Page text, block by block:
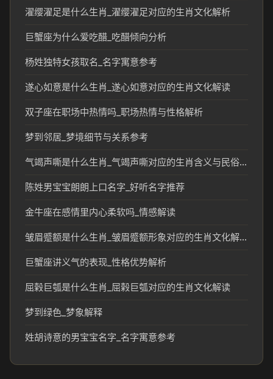
濯缨濯足是什么生肖_濯缨濯足对应的生肖文化解析
巨蟹座为什么爱吃醋_吃醋倾向分析
杨姓独特女孩取名_名字寓意参考
遂心如意是什么生肖_遂心如意对应的生肖文化解读
双子座在职场中热情吗_职场热情与性格解析
梦到邻居_梦境细节与关系参考
气竭声嘶是什么生肖_气竭声嘶对应的生肖含义与民俗解读
陈姓男宝宝朗朗上口名字_好听名字推荐
金牛座在感情里内心柔软吗_情感解读
皱眉蹙额是什么生肖_皱眉蹙额形象对应的生肖文化解读
巨蟹座讲义气的表现_性格优势解析
屈榖巨瓠是什么生肖_屈榖巨瓠对应的生肖文化解读
梦到绿色_梦象解释
姓胡诗意的男宝宝名字_名字寓意参考